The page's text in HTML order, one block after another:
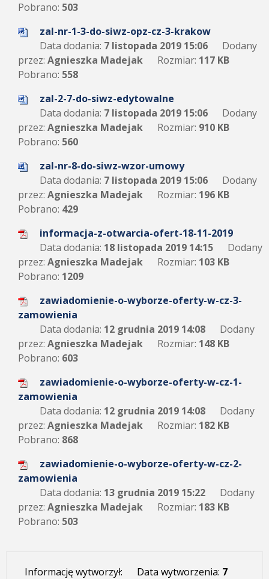
Pobrano: 503
zal-nr-1-3-do-siwz-opz-cz-3-krakow
Data dodania: 7 listopada 2019 15:06
Dodany
przez: Agnieszka Madejak Rozmiar: 117 KB
Pobrano: 558
zal-2-7-do-siwz-edytowalne
Data dodania: 7 listopada 2019 15:06
Dodany
przez: Agnieszka Madejak Rozmiar: 910 KB
Pobrano: 560
zal-nr-8-do-siwz-wzor-umowy
Data dodania: 7 listopada 2019 15:06
Dodany
przez: Agnieszka Madejak Rozmiar: 196 KB
Pobrano: 429
informacja-z-otwarcia-ofert-18-11-2019
Data dodania: 18 listopada 2019 14:15
Dodany
przez: Agnieszka Madejak Rozmiar: 103 KB
Pobrano: 1209
zawiadomienie-o-wyborze-oferty-w-cz-3-
zamowienia
Data dodania: 12 grudnia 2019 14:08
Dodany
przez: Agnieszka Madejak Rozmiar: 148 KB
Pobrano: 603
zawiadomienie-o-wyborze-oferty-w-cz-1-
zamowienia
Data dodania: 12 grudnia 2019 14:08
Dodany
przez: Agnieszka Madejak Rozmiar: 182 KB
Pobrano: 868
zawiadomienie-o-wyborze-oferty-w-cz-2-
zamowienia
Data dodania: 13 grudnia 2019 15:22
Dodany
przez: Agnieszka Madejak Rozmiar: 183 KB
Pobrano: 503
Informację wytworzył: Data wytworzenia: 7